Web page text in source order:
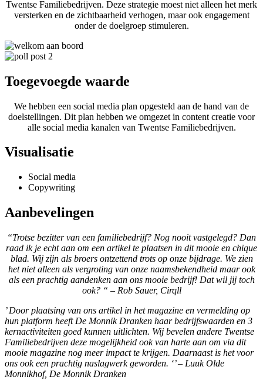
Twentse Familiebedrijven. Deze strategie moest niet alleen het merk
versterken en de zichtbaarheid verhogen, maar ook engagement
onder de doelgroep stimuleren.
Toegevoegde waarde
We hebben een social media plan opgesteld aan de hand van de
doelstellingen. Dit plan hebben we omgezet in content creatie voor
alle social media kanalen van Twentse Familiebedrijven.
Visualisatie
Social media
Copywriting
Aanbevelingen
“Trotse bezitter van een familiebedrijf? Nog nooit vastgelegd? Dan
raad ik je echt aan om een artikel te plaatsen in dit mooie en chique
blad. Wij zijn als broers ontzettend trots op onze bijdrage. We zien
het niet alleen als vergroting van onze naamsbekendheid maar ook
als een prachtig aandenken aan ons mooie bedrijf! Dat wil jij toch
ook? “ – Rob Sauer, Cirqll
’ Door plaatsing van ons artikel in het magazine en vermelding op
hun platform heeft De Monnik Dranken haar bedrijfswaarden en 3
kernactiviteiten goed kunnen uitlichten. Wij bevelen andere Twentse
Familiebedrijven deze mogelijkheid ook van harte aan om via dit
mooie magazine nog meer impact te krijgen. Daarnaast is het voor
ons ook een prachtig naslagwerk geworden. ‘’ – Luuk Olde
Monnikhof, De Monnik Dranken